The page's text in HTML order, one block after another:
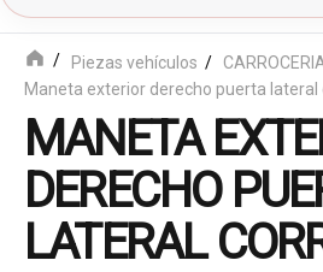
Piezas vehículos
Maneta exterior derecho puerta lateral
MANETA
DERECHO
LATERAL